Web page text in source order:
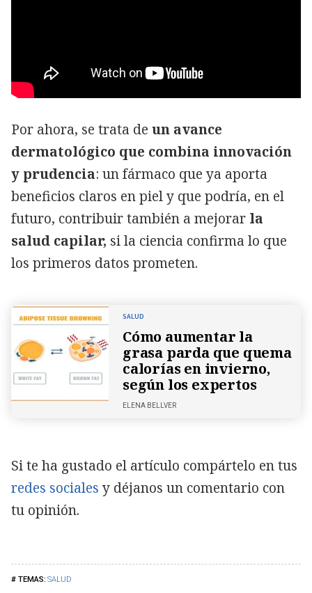
SALUD
Por ahora, se trata de un avance
dermatológico que combina innovación
y prudencia: un fármaco que ya aporta
beneficios claros en piel y que podría, en el
futuro, contribuir también a mejorar la
salud capilar, si la ciencia confirma lo que
los primeros datos prometen.
SALUD
Cómo aumentar la
grasa parda que quema
calorías en invierno,
según los expertos
ELENA BELLVER
Si te ha gustado el artículo compártelo en tus
redes sociales y déjanos un comentario con
tu opinión.